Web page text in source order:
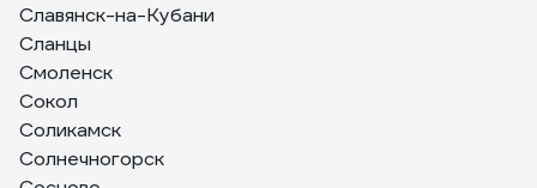
Славянск-на-Кубани
Сланцы
Смоленск
Сокол
Соликамск
Солнечногорск